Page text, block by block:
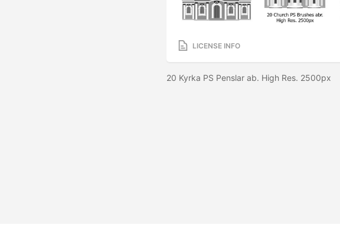
LICENSE INFO
20 Kyrka PS Penslar ab. High Res. 2500px